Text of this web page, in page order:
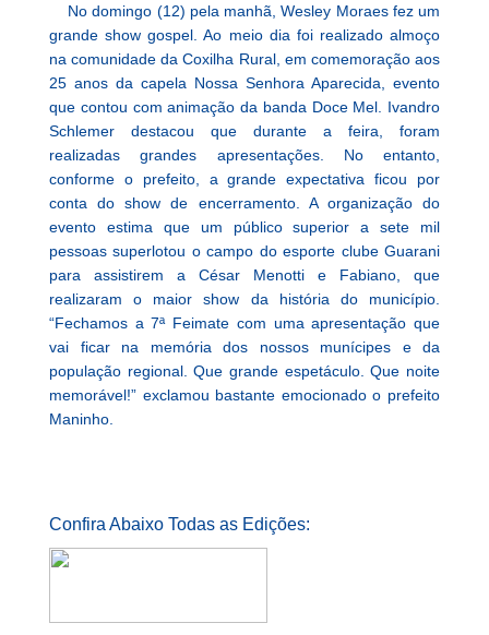
No domingo (12) pela manhã, Wesley Moraes fez um
grande show gospel. Ao meio dia foi realizado almoço
na comunidade da Coxilha Rural, em comemoração aos
25 anos da capela Nossa Senhora Aparecida, evento
que contou com animação da banda Doce Mel. Ivandro
Schlemer destacou que durante a feira, foram
realizadas grandes apresentações. No entanto,
conforme o prefeito, a grande expectativa ficou por
conta do show de encerramento. A organização do
evento estima que um público superior a sete mil
pessoas superlotou o campo do esporte clube Guarani
para assistirem a César Menotti e Fabiano, que
realizaram o maior show da história do município.
“Fechamos a 7ª Feimate com uma apresentação que
vai ficar na memória dos nossos munícipes e da
população regional. Que grande espetáculo. Que noite
memorável!” exclamou bastante emocionado o prefeito
Maninho.
Confira Abaixo Todas as Edições: